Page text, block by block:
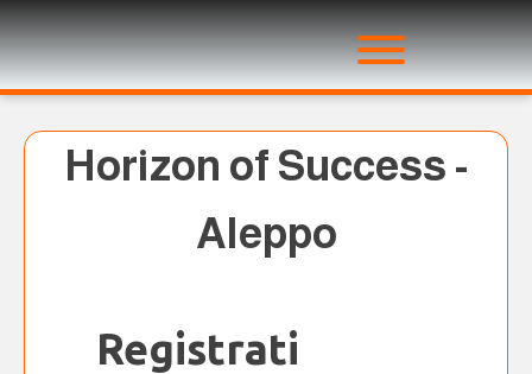
Horizon of Success -
Aleppo
Registrati